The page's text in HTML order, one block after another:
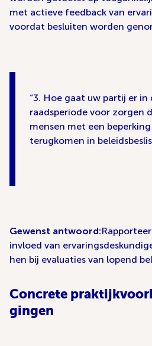
met actieve feedback van
voordat besluiten worden
3. Hoe gaat uw partij er in
raadsperiode voor zorgen
mensen met een
terugkomen in
Gewenst antwoord:
invloed van
hen bij evaluaties van lopend
Concrete
gingen